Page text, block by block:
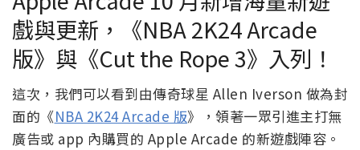
戲與更新，《NBA 2K24 Arcade
版》與《Cut the Rope 3》入列！
這次，我們可以看到由傳奇球星 Allen Iverson 做為封
面的《NBA 2K24 Arcade 版》，領著一眾引進主打無
廣告或 app 內購買的 Apple Arcade 的新遊戲陣容。